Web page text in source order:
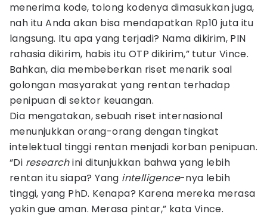
menerima kode, tolong kodenya dimasukkan juga,
nah itu Anda akan bisa mendapatkan Rp10 juta itu
langsung. Itu apa yang terjadi? Nama dikirim, PIN
rahasia dikirim, habis itu OTP dikirim,” tutur Vince.
Bahkan, dia membeberkan riset menarik soal
golongan masyarakat yang rentan terhadap
penipuan di sektor keuangan.
Dia mengatakan, sebuah riset internasional
menunjukkan orang-orang dengan tingkat
intelektual tinggi rentan menjadi korban penipuan.
“Di researchini ditunjukkan bahwa yang lebih
rentan itu siapa? Yang intelligence-nya lebih
tinggi, yang PhD. Kenapa? Karena mereka merasa
yakin gue aman. Merasa pintar,” kata Vince.